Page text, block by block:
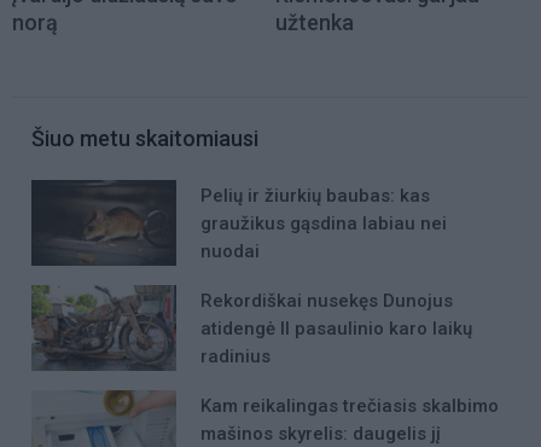
norą
užtenka
Šiuo metu skaitomiausi
Pelių ir žiurkių baubas: kas
graužikus gąsdina labiau nei
nuodai
Rekordiškai nusekęs Dunojus
atidengė II pasaulinio karo laikų
radinius
Kam reikalingas trečiasis skalbimo
mašinos skyrelis: daugelis jį